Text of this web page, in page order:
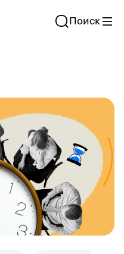
Поиск